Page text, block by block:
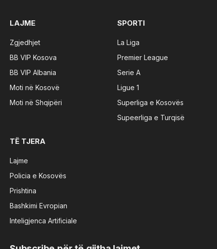
LAJME
Zgjedhjet
BB VIP Kosova
BB VIP Albania
Moti në Kosovë
Moti në Shqipëri
SPORTI
La Liga
Premier League
Serie A
Ligue 1
Superliga e Kosovës
Supeerliga e Turqisë
TË TJERA
Lajme
Policia e Kosovës
Prishtina
Bashkimi Evropian
Inteligjenca Artificiale